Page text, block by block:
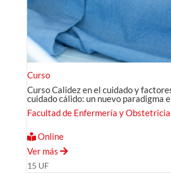
Curso
Curso Calidez en el cuidado y
cuidado cálido: un nuevo paradigma
Facultad de Enfermería y Obstetricia
Online
Ver más
15 UF